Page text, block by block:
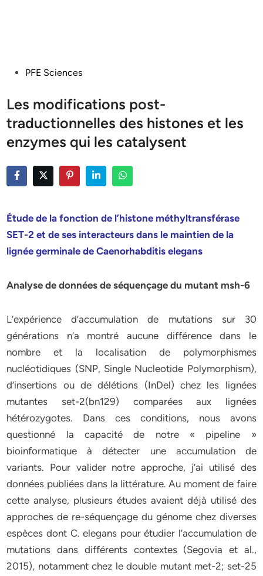
PostedPFE Sciences
Les modifications post-
traductionnelles des histones et les
enzymes qui les catalysent
Étude de la fonction de l’histone méthyltransférase
SET-2 et de ses interacteurs dans le maintien de la
lignée germinale de Caenorhabditis elegans
Analyse de données de séquençage du mutant msh-6
L’expérience d’accumulation de mutations sur 30
générations n’a montré aucune différence dans le
nombre et la localisation de polymorphismes
nucléotidiques (SNP, Single Nucleotide Polymorphism),
d’insertions ou de délétions (InDel) chez les lignées
mutantes set-2(bn129) comparées aux lignées
hétérozygotes. Dans ces conditions, nous avons
questionné la capacité de notre « pipeline »
bioinformatique à détecter une accumulation de
variants. Pour valider notre approche, j’ai utilisé des
données publiées dans la littérature. Au moment de faire
cette analyse, plusieurs études avaient déjà utilisé des
approches de re-séquençage du génome chez diverses
espèces dont C. elegans pour étudier l’accumulation de
mutations dans différents contextes (Segovia et al.,
2015), notamment chez le double mutant met-2; set-25